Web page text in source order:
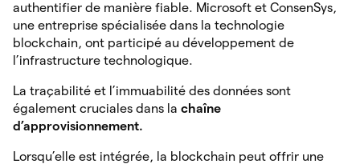
authentifier de manière fiable. Microsoft et ConsenSys,
une entreprise spécialisée dans la technologie
blockchain, ont participé au développement de
l’infrastructure technologique.
La traçabilité et l’immuabilité des données sont
également cruciales dans la chaîne
d’approvisionnement.
Lorsqu’elle est intégrée, la blockchain peut offrir une